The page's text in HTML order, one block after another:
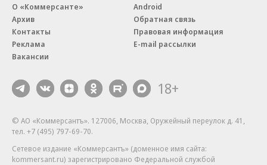
части «бессистемно и неполноценно». Глава
Минцифры Максут Шадаев 1 ноября говорил, что
Цифровой кодекс будет принят не ранее 2026
года. В АНО ЦЭ сообщили, что «говорить о
рабочие процессы преждевременно». В
находится «на стадии обсуждения».
Сейчас законодательство в области IT и связи
О «Коммерсанте»
Архив
Контакты
Реклама
Вакансии
Android
Обратная связь
Правовая информация
E-mail рассылки
18+
© АО «Коммерсантъ». 127006, Москва, Оружейный переулок д. 41,
тел. +7 (495) 797-69-70.
Сетевое издание «Коммерсантъ» (доменное имя сайта:
kommersant.ru) зарегистрировано Федеральной службой